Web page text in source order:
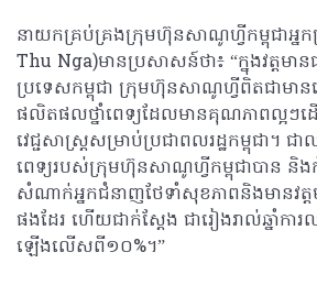
នាយកគ្រប់គ្រងក្រុមហ៊ុនសាណូហ្វីកម្ពុជាអ្នក
Thu Nga)មានប្រសាសន៍ថា៖ “ក្នុងវត្តមាន
ប្រទេសកម្ពុជា ក្រុមហ៊ុនសាណូហ្វីពិតជាមា
ផលិតផលថ្នាំពេទ្យដែលមានគុណភាពល្អៗ
វេជ្ជសាស្ត្រសម្រាប់ប្រជាពលរដ្ឋកម្ពុជា។
ពេទ្យរបស់ក្រុមហ៊ុនសាណូហ្វីកម្ពុជាបាន និ
សំណាក់អ្នកជំនាញថែទាំសុខភាពនិងមានវត្
ផងដែរ ហើយជាក់ស្តែង ជារៀងរាល់ឆ្នាំការ
ឡើងលើសពី១០%។”